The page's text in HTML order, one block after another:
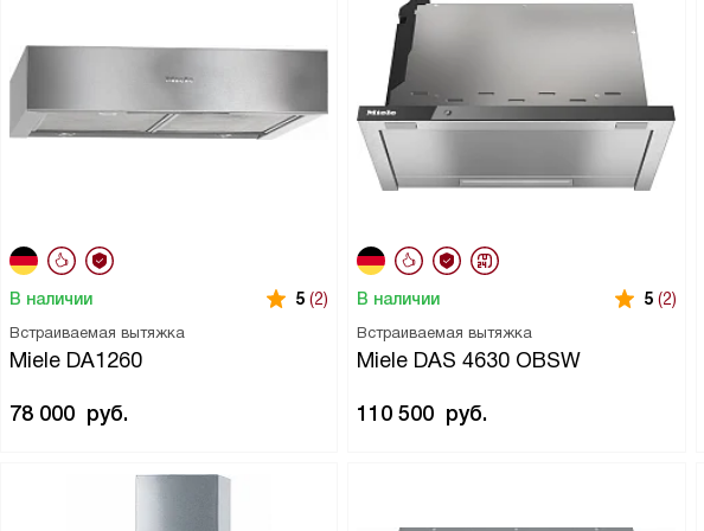
Встраиваемая вытяжка
Miele DA1260
В наличии 5 (2)
78 000 руб.
Встраиваемая вытяжка
Miele DAS 4630 OBSW
В наличии 5 (2)
110 500 руб.